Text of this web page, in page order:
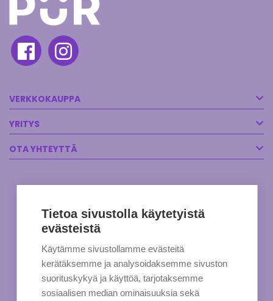
VERKKOKAUPPA
YRITYS
OTA YHTEYTTÄ
Tietoa sivustolla käytetyistä
evästeistä
Käytämme sivustollamme evästeitä
kerätäksemme ja analysoidaksemme sivuston
suorituskykyä ja käyttöä, tarjotaksemme
sosiaalisen median ominaisuuksia sekä